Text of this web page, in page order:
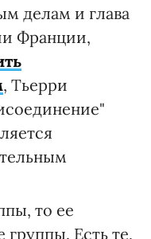
делам и глава
Франции,
, Тьерри
то ее
группы. Есть те,